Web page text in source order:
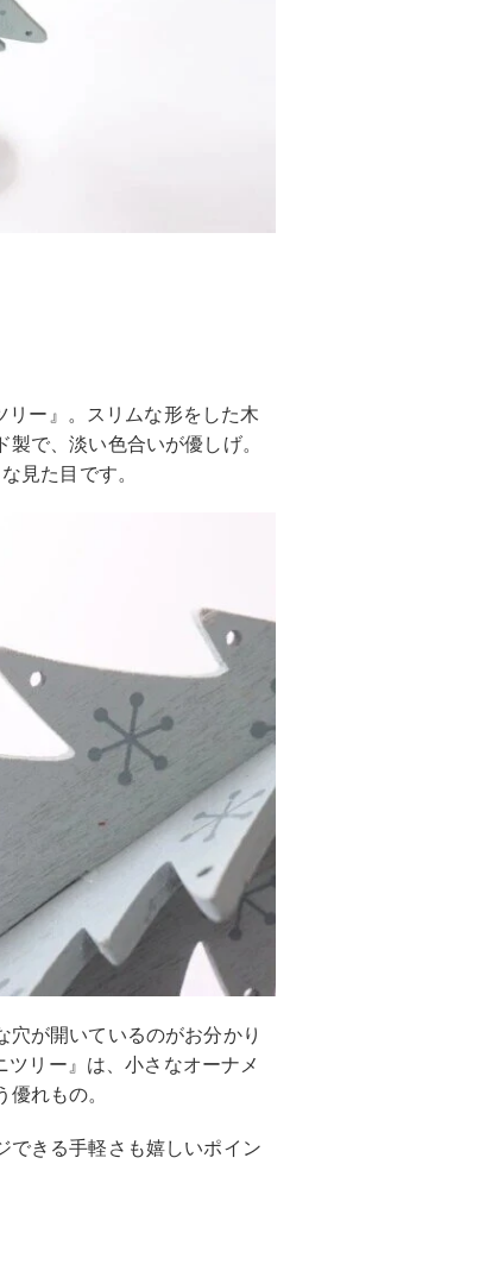
ー』。スリムな形をした木
で、淡い色合いが優しげ。
見た目です。
が開いているのがお分かり
リー』は、小さなオーナメ
れもの。
できる手軽さも嬉しいポイン